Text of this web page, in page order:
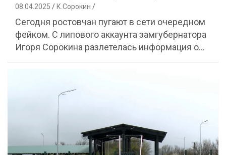
08.04.2025 К.Сорокин
Сегодня ростовчан пугают в сети очередном
фейком. С липового аккаунта замгубернатора
Игоря Сорокина разлетелась информация о…